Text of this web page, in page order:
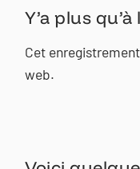
Y’a plus
Cet
web.